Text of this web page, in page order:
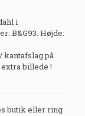
i
B&G93. Højde:
på
billede !
butik eller ring